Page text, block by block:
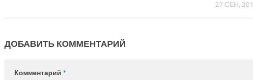
27 СЕН,
ДОБАВИТЬ КОММЕНТАРИЙ
Комментарий *